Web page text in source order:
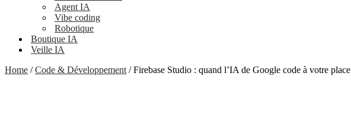
Agent IA
Vibe coding
Robotique
Boutique IA
Veille IA
Home /Code & Développement / Firebase Studio : quand l’IA de Google code à votre place